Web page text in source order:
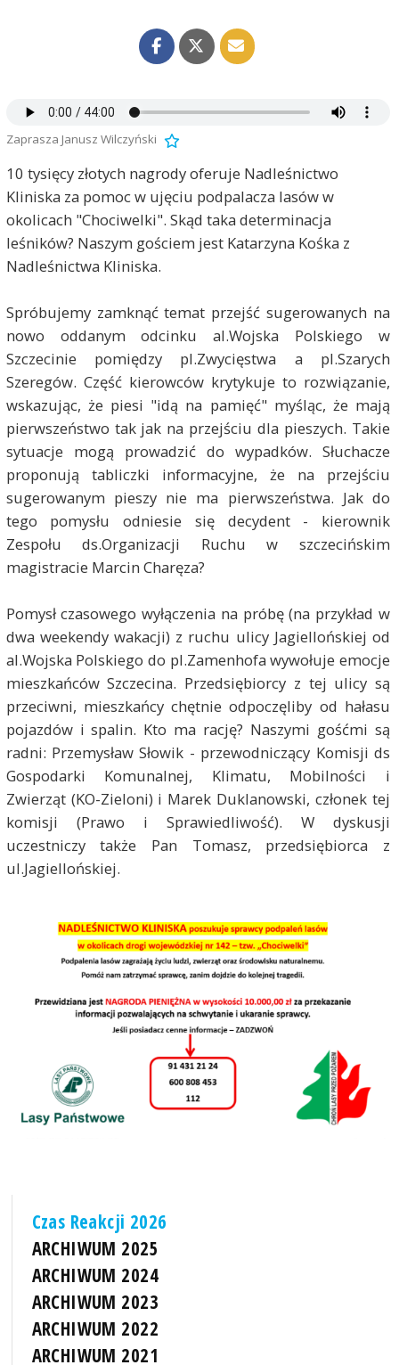
Zaprasza Janusz Wilczyński
10 tysięcy złotych nagrody oferuje Nadleśnictwo
Kliniska za pomoc w ujęciu podpalacza lasów w
okolicach "Chociwelki". Skąd taka determinacja
leśników? Naszym gościem jest Katarzyna Kośka z
Nadleśnictwa Kliniska.
Spróbujemy zamknąć temat przejść sugerowanych na
nowo oddanym odcinku al.Wojska Polskiego w
Szczecinie pomiędzy pl.Zwycięstwa a pl.Szarych
Szeregów. Część kierowców krytykuje to rozwiązanie,
wskazując, że piesi "idą na pamięć" myśląc, że mają
pierwszeństwo tak jak na przejściu dla pieszych. Takie
sytuacje mogą prowadzić do wypadków. Słuchacze
proponują tabliczki informacyjne, że na przejściu
sugerowanym pieszy nie ma pierwszeństwa. Jak do
tego pomysłu odniesie się decydent - kierownik
Zespołu ds.Organizacji Ruchu w szczecińskim
magistracie Marcin Charęza?
Pomysł czasowego wyłączenia na próbę (na przykład w
dwa weekendy wakacji) z ruchu ulicy Jagiellońskiej od
al.Wojska Polskiego do pl.Zamenhofa wywołuje emocje
mieszkańców Szczecina. Przedsiębiorcy z tej ulicy są
przeciwni, mieszkańcy chętnie odpoczęliby od hałasu
pojazdów i spalin. Kto ma rację? Naszymi gośćmi są
radni: Przemysław Słowik - przewodniczący Komisji ds
Gospodarki Komunalnej, Klimatu, Mobilności i
Zwierząt (KO-Zieloni) i Marek Duklanowski, członek tej
komisji (Prawo i Sprawiedliwość). W dyskusji
uczestniczy także Pan Tomasz, przedsiębiorca z
ul.Jagiellońskiej.
Czas Reakcji 2026
ARCHIWUM 2025
ARCHIWUM 2024
ARCHIWUM 2023
ARCHIWUM 2022
ARCHIWUM 2021